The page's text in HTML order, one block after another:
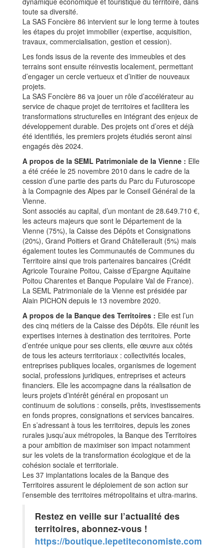
toute sa diversité.
La SAS Foncière 86 intervient sur le long terme à toutes
les étapes du projet immobilier (expertise, acquisition,
travaux, commercialisation, gestion et cession).
Les fonds issus de la revente des immeubles et des
terrains sont ensuite réinvestis localement, permettant
d’engager un cercle vertueux et d’initier de nouveaux
projets.
La SAS Foncière 86 va jouer un rôle d’accélérateur au
service de chaque projet de territoires et facilitera les
transformations structurelles en intégrant des enjeux de
développement durable. Des projets ont d’ores et déjà
été identifiés, les premiers projets étudiés seront ainsi
engagés dès 2024.
A propos de la SEML Patrimoniale de la Vienne : Elle
a été créée le 25 novembre 2010 dans le cadre de la
cession d’une partie des parts du Parc du Futuroscope
à la Compagnie des Alpes par le Conseil Général de la
Vienne.
Sont associés au capital, d’un montant de 28.649.710 €,
les acteurs majeurs que sont le Département de la
Vienne (75%), la Caisse des Dépôts et Consignations
(20%), Grand Poitiers et Grand Châtellerault (5%) mais
également toutes les Communautés de Communes du
Territoire ainsi que trois partenaires bancaires (Crédit
Agricole Touraine Poitou, Caisse d’Epargne Aquitaine
Poitou Charentes et Banque Populaire Val de France).
La SEML Patrimoniale de la Vienne est présidée par
Alain PICHON depuis le 13 novembre 2020.
A propos de la Banque des Territoires : Elle est l’un
des cinq métiers de la Caisse des Dépôts. Elle réunit les
expertises internes à destination des territoires. Porte
d’entrée unique pour ses clients, elle œuvre aux côtés
de tous les acteurs territoriaux : collectivités locales,
entreprises publiques locales, organismes de logement
social, professions juridiques, entreprises et acteurs
financiers. Elle les accompagne dans la réalisation de
leurs projets d’intérêt général en proposant un
continuum de solutions : conseils, prêts, investissements
en fonds propres, consignations et services bancaires.
En s’adressant à tous les territoires, depuis les zones
rurales jusqu’aux métropoles, la Banque des Territoires
a pour ambition de maximiser son impact notamment
sur les volets de la transformation écologique et de la
cohésion sociale et territoriale.
Les 37 implantations locales de la Banque des
Territoires assurent le déploiement de son action sur
l’ensemble des territoires métropolitains et ultra-marins.
Restez en veille sur l’actualité des
territoires, abonnez-vous !
https://boutique.lepetiteconomiste.com